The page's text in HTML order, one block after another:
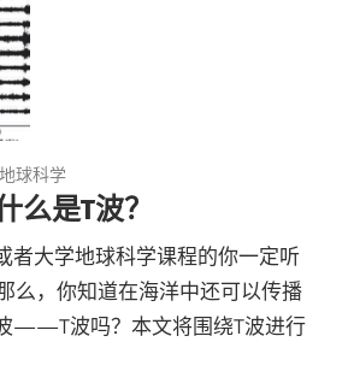
地球科学
么是T波？
者大学地球科学课程的你一定听
么，你知道在海洋中还可以传播
——T波吗？本文将围绕T波进行